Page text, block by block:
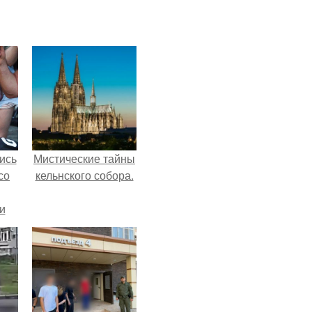
Мистические тайны
кельнского собора.